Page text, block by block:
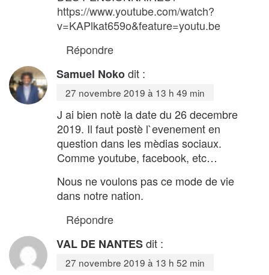
https://www.youtube.com/watch?
v=KAPlkat659o&feature=youtu.be
Répondre
Samuel Nokodit :
27 novembre 2019 à 13 h 49 min
J ai bien notè la date du 26 decembre
2019. Il faut postè l`evenement en
question dans les mèdias sociaux.
Comme youtube, facebook, etc…
Nous ne voulons pas ce mode de vie
dans notre nation.
Répondre
VAL DE NANTESdit :
27 novembre 2019 à 13 h 52 min